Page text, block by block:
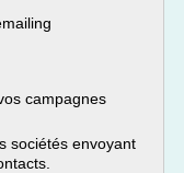
campagnes
sociétés envoyant